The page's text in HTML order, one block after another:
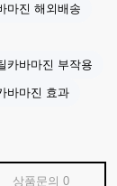
마진 해외배송
카바마진 부작용
바마진 효과
상품문의0